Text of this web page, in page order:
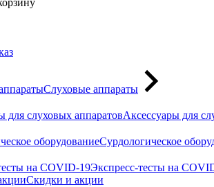
Слуховые аппараты
Аксессуары для
Сурдологическое
Экспресс-тесты на
Скидки и акции